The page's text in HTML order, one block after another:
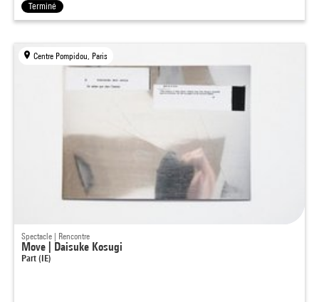
Terminé
Centre Pompidou, Paris
Spectacle | Rencontre
Move | Daisuke Kosugi
Part (IE)